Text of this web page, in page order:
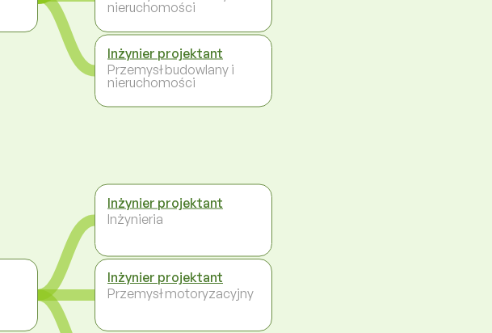
nieruchomości
Inżynier projektant
Przemysł budowlany i
nieruchomości
Inżynier projektant
Inżynieria
Inżynier projektant
Przemysł motoryzacyjny